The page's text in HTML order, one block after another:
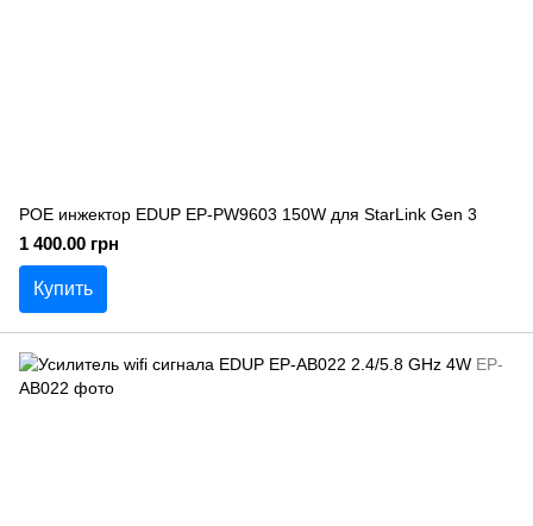
POE инжектор EDUP EP-PW9603 150W для StarLink Gen 3
1 400.00 грн
Купить